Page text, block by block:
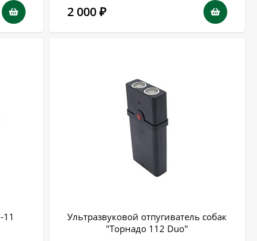
2 000 ₽
11
Ультразвуковой отпугиватель собак
"Торнадо 112 Duo"